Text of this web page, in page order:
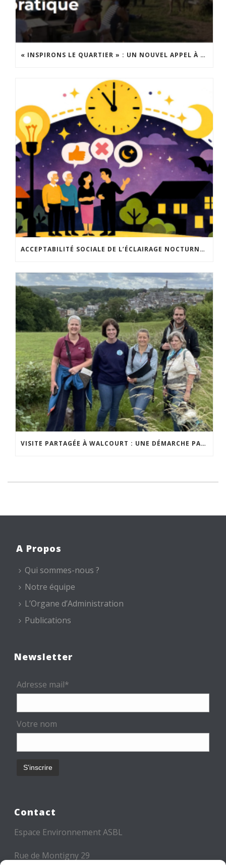
« INSPIRONS LE QUARTIER » : UN NOUVEL APPEL À PROJETS EST LANCÉ !
ACCEPTABILITÉ SOCIALE DE L’ÉCLAIRAGE NOCTURNE : LE REPLAY EST DISPONIBLE
VISITE PARTAGÉE À WALCOURT : UNE DÉMARCHE PARTICIPATIVE ANIMÉE PAR ESPACE ENVIRONNEMENT
A Propos
Qui sommes-nous ?
Notre équipe
L’Organe d’Administration
Publications
Newsletter
Adresse mail*
Votre nom
Contact
Espace Environnement ASBL
Rue de Montigny 29